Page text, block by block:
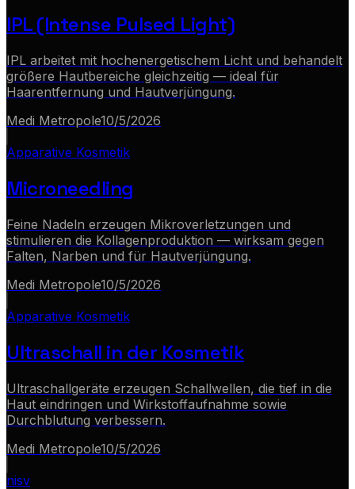
IPL (Intense Pulsed Light)
IPL arbeitet mit hochenergetischem Licht und behandelt
größere Hautbereiche gleichzeitig — ideal für
Haarentfernung und Hautverjüngung.
Medi Metropole10/5/2026
Apparative Kosmetik
Microneedling
Feine Nadeln erzeugen Mikroverletzungen und
stimulieren die Kollagenproduktion — wirksam gegen
Falten, Narben und für Hautverjüngung.
Medi Metropole10/5/2026
Apparative Kosmetik
Ultraschall in der Kosmetik
Ultraschallgeräte erzeugen Schallwellen, die tief in die
Haut eindringen und Wirkstoffaufnahme sowie
Durchblutung verbessern.
Medi Metropole10/5/2026
nisv